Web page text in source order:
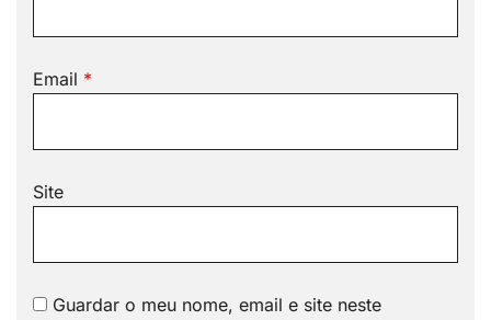
Email *
Site
Guardar o meu nome, email e site neste